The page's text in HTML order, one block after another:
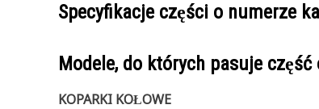
Specyfikacje części o numerze
Modele, do których pasuje
KOPARKI KOŁOWE